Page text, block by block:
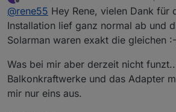
"Systemmodule". Hier werden
Adapters die von der Cloud
eingetragen und der User kann
entscheiden, ob die Module
ausgewählte Datenpunkte auf
können. Es mag für
Grafiken befremdlich
Dunkelheit noch 3-10 W Ertrag
jetzt über
entsprechend dem eigenen
Für Fragen und Anregungen
Offline
@rene55 Hey Rene, vielen Dank für
Installation lief ganz normal ab und
Solarman waren exakt die gleichen
Was bei mir aber derzeit nicht
Balkonkraftwerke und das Adapter
mir nur eins aus.